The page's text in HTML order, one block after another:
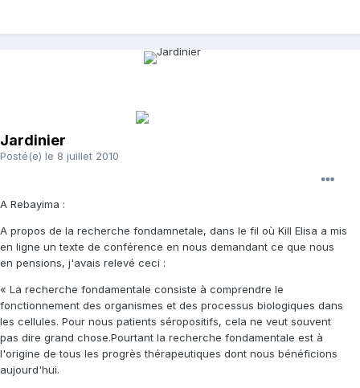
Jardinier
Posté(e) le 8 juillet 2010
A Rebayima :
A propos de la recherche fondamnetale, dans le fil où Kill Elisa a mis
en ligne un texte de conférence en nous demandant ce que nous
en pensions, j'avais relevé ceci :
« La recherche fondamentale consiste à comprendre le
fonctionnement des organismes et des processus biologiques dans
les cellules. Pour nous patients séropositifs, cela ne veut souvent
pas dire grand chose.Pourtant la recherche fondamentale est à
l'origine de tous les progrès thérapeutiques dont nous bénéficions
aujourd'hui.